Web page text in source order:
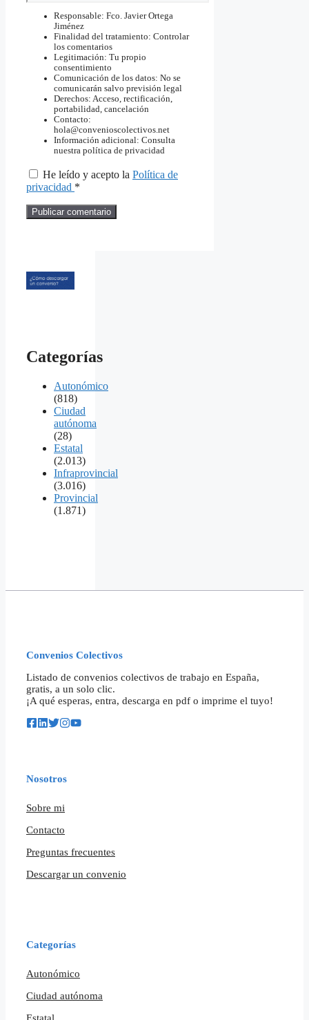
Responsable: Fco. Javier Ortega
Jiménez
Finalidad del tratamiento: Controlar
los comentarios
Legitimación: Tu propio
consentimiento
Comunicación de los datos: No se
comunicarán salvo previsión legal
Derechos: Acceso, rectificación,
portabilidad, cancelación
Contacto:
hola@convenioscolectivos.net
Información adicional: Consulta
nuestra política de privacidad
He leído y acepto la Política de
privacidad *
Categorías
Autonómico
(818)
Ciudad
autónoma
(28)
Estatal
(2.013)
Infraprovincial
(3.016)
Provincial
(1.871)
Convenios Colectivos
Listado de convenios colectivos de trabajo en España,
gratis, a un solo clic.
¡A qué esperas, entra, descarga en pdf o imprime el tuyo!
Nosotros
Sobre mi
Contacto
Preguntas frecuentes
Descargar un convenio
Categorías
Autonómico
Ciudad autónoma